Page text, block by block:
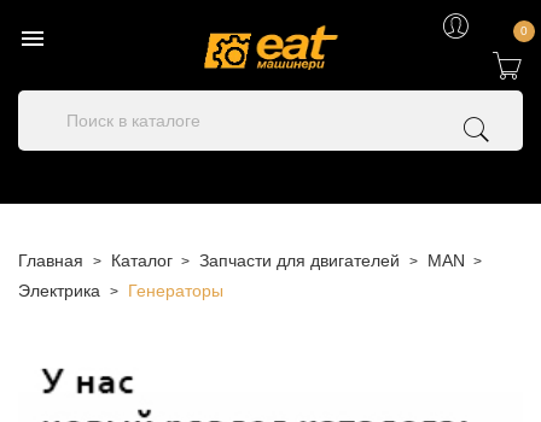
 0
Главная Каталог Запчасти для двигателей
MAN
Электрика
Генераторы